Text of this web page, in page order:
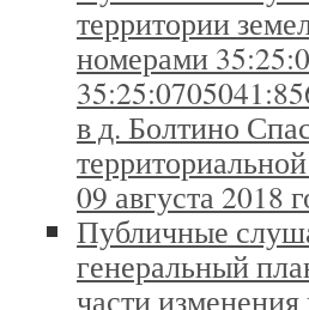
территории
номерами
в д. Болтино
09 августа 2018
Публичные
генеральный
части